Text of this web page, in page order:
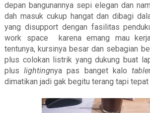
depan bangunannya sepi elegan dan
dah masuk cukup hangat dan dibagi
yang disupport dengan fasilitas
work space karena emang mau
tentunya, kursinya besar dan sebagian
plus colokan listrik yang dukung buat
pluslightingnya pas banget kalotable
dimatikan jadi gak begitu terang tapi tepat